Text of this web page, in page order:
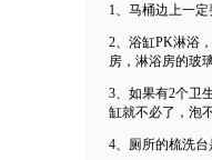
1、马桶边上一
2、浴缸PK淋浴
房，淋浴房的玻
3、如果有2个卫
缸就不必了，泡
4、厕所的梳洗